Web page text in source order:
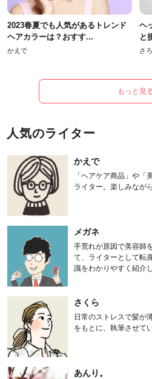
2023春夏でも人気があるトレンド
ヘアカラーは？おすす...
かえで
ヘ
と
さ
もっと見
人気のライター
かえで
「ヘアケア商品」や
ライター。楽しみなが
メガネ
手荒れが原因で美容師
て、ライターとして転
識をわかりやすく紹介
さくら
日常のストレスで髪が
をもとに、執筆させて
あんり。